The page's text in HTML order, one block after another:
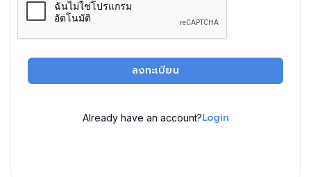
ลงทะเบียน
Already have an account?Login